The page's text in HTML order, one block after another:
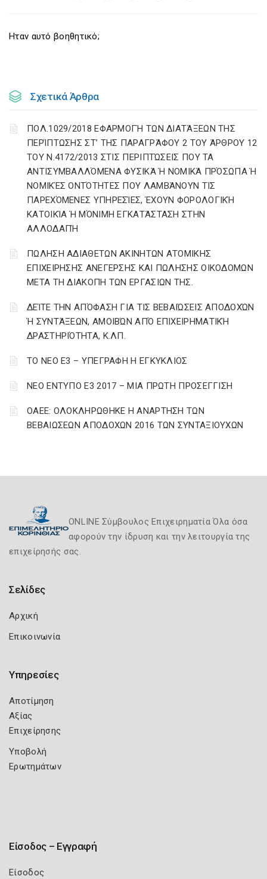
Ηταν αυτό βοηθητικό;
Σχετικά Άρθρα
ΠΟΛ.1029/2018 ΕΦΑΡΜΟΓΉ ΤΩΝ ΔΙΑΤΆΞΕΩΝ ΤΗΣ
ΠΕΡΊΠΤΩΣΗΣ ΣΤ’ ΤΗΣ ΠΑΡΑΓΡΆΦΟΥ 2 ΤΟΥ ΆΡΘΡΟΥ 12
ΤΟΥ Ν.4172/2013 ΣΤΙΣ ΠΕΡΙΠΤΏΣΕΙΣ ΠΟΥ ΤΑ
ΑΝΤΙΣΥΜΒΑΛΛΌΜΕΝΑ ΦΥΣΙΚΆ Ή ΝΟΜΙΚΆ ΠΡΌΣΩΠΑ Ή
ΝΟΜΙΚΈΣ ΟΝΤΌΤΗΤΕΣ ΠΟΥ ΛΑΜΒΆΝΟΥΝ ΤΙΣ
ΠΑΡΕΧΌΜΕΝΕΣ ΥΠΗΡΕΣΊΕΣ, ΈΧΟΥΝ ΦΟΡΟΛΟΓΙΚΉ
ΚΑΤΟΙΚΊΑ Ή ΜΌΝΙΜΗ ΕΓΚΑΤΆΣΤΑΣΗ ΣΤΗΝ
ΑΛΛΟΔΑΠΉ
ΠΩΛΗΣΗ ΑΔΙΑΘΕΤΩΝ ΑΚΙΝΗΤΩΝ ΑΤΟΜΙΚΗΣ
ΕΠΙΧΕΙΡΗΣΗΣ ΑΝΕΓΕΡΣΗΣ ΚΑΙ ΠΩΛΗΣΗΣ ΟΙΚΟΔΟΜΩΝ
ΜΕΤΑ ΤΗ ΔΙΑΚΟΠΗ ΤΩΝ ΕΡΓΑΣΙΩΝ ΤΗΣ.
ΔΕΊΤΕ ΤΗΝ ΑΠΌΦΑΣΗ ΓΙΑ ΤΙΣ ΒΕΒΑΙΏΣΕΙΣ ΑΠΟΔΟΧΏΝ
Ή ΣΥΝΤΆΞΕΩΝ, ΑΜΟΙΒΏΝ ΑΠΌ ΕΠΙΧΕΙΡΗΜΑΤΙΚΉ
ΔΡΑΣΤΗΡΙΌΤΗΤΑ, Κ.ΛΠ.
ΤΟ ΝΕΟ Ε3 – ΥΠΕΓΡΑΦΗ Η ΕΓΚΥΚΛΙΟΣ
ΝΕΟ ΕΝΤΥΠΟ Ε3 2017 – ΜΙΑ ΠΡΩΤΗ ΠΡΟΣΕΓΓΙΣΗ
ΟΑΕΕ: ΟΛΟΚΛΗΡΩΘΗΚΕ Η ΑΝΑΡΤΗΣΗ ΤΩΝ
ΒΕΒΑΙΩΣΕΩΝ ΑΠΟΔΟΧΩΝ 2016 ΤΩΝ ΣΥΝΤΑΞΙΟΥΧΩΝ
ONLINE Σύμβουλος Επιχειρηματία Όλα όσα
αφορούν την ίδρυση και την λειτουργία της
επιχείρησής σας.
Σελίδες
Αρχική
Επικοινωνία
Υπηρεσίες
Αποτίμηση
Αξίας
Επιχείρησης
Υποβολή
Ερωτημάτων
Είσοδος – Εγγραφή
Είσοδος